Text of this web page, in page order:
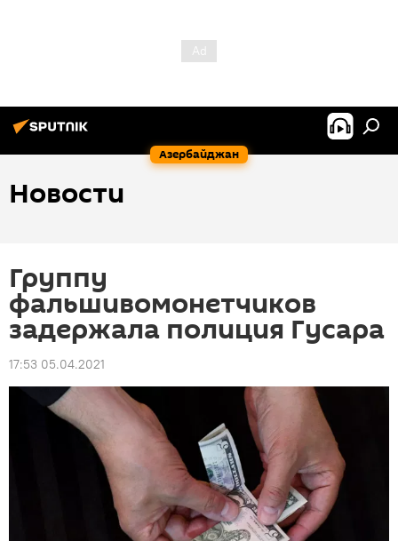
Азербайджан
Новости
Группу
фальшивомонетчиков
задержала полиция Гусара
17:53 05.04.2021